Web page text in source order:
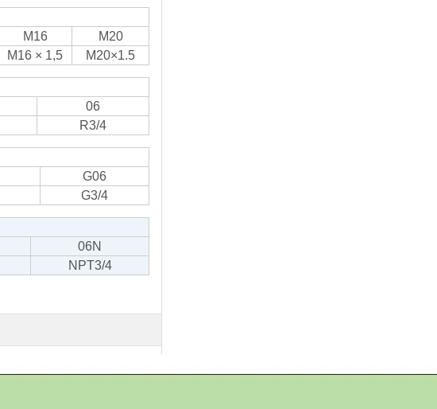
M16
M20
M16 × 1,5 M20×1.5
06
R3/4
G06
G3/4
06N
NPT3/4